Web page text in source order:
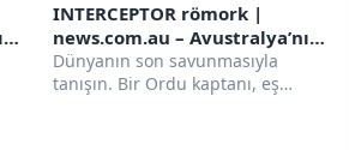
INTERCEPTOR römork |
news.com.au – Avustralya’nın
önde gelen haber sitesi
Dünyanın son savunmasıyla
tanışın. Bir Ordu kaptanı, eş